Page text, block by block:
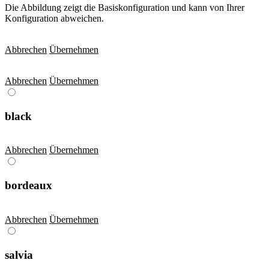
Die Abbildung zeigt die Basiskonfiguration und kann von Ihrer
Konfiguration abweichen.
Abbrechen Übernehmen
Abbrechen Übernehmen
black
Abbrechen Übernehmen
bordeaux
Abbrechen Übernehmen
salvia